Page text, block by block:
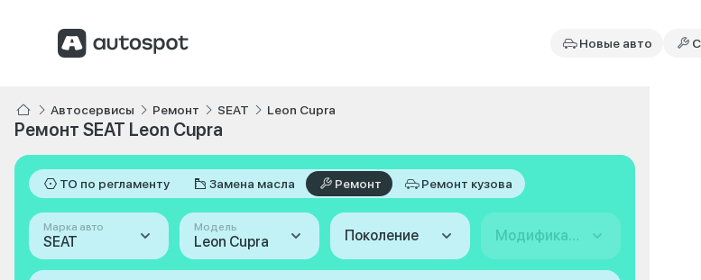
Новые авто
Автосервисы Ремонт SEAT Leon Cupra
Ремонт SEAT Leon Cupra
ТО по регламенту Замена масла Ремонт Ремонт кузова
Марка авто
SEAT
Модель
Leon Cupra Поколение Модификация